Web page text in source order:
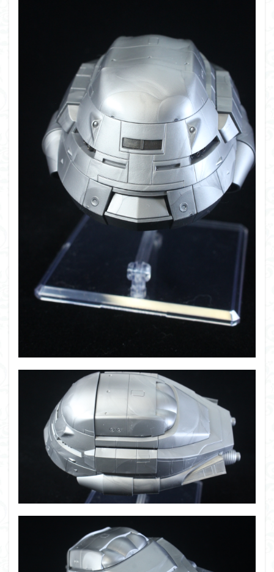
シンエヴァンゲリオン
シンデュアリティ
シン・エヴァンゲリオン劇場版
ジム陣営
ジークアクス
スクウェア・エニックス
スターウォーズ
ストラクチャーアーツ
スパロボ
スパロボＯＧ
スミ入れ
スーパーロボット大戦
スーパーロボット大戦OG
セブンイレブン
ゼノギアス
ゾンビノイド
ダイスdeシタデル
ダメージ表現
チトセリウム
ティタノマキア
ディアゴスティーニ
デジモン
ドラゴンボール
ドラゴンボールZ
ナイチンゲール
ナデシコ
ハイパークロームAg
バトローグ
バンダイ
パトレイバー
パーツ紹介
ファフナー
フィギュア
フィギュアライズスタンダード
フォーゼ
フルメカニクス
フル塗装
プラノサウルス
プラフィア
プラモ
プラモ紹介
プレミアムバンダイ
ヘキサギア
ベルセルク
ホビーショップくらくら
ボトムズ
ポケモン マクロス
マクロスΔ
マクロスデルタ
マクロスプラス
マクロス７
マジンガーZ
マックスファクトリー
ムーミンハウス
メガミデバイス
メッキ風塗装
モルカー
ヤマト
ヤマトよ永遠に REBEL3199
ランナー
レビュー
ヱヴァンゲリヲン
一番くじ
三国創傑伝
仮面ライダー
仮面ライダーアギト